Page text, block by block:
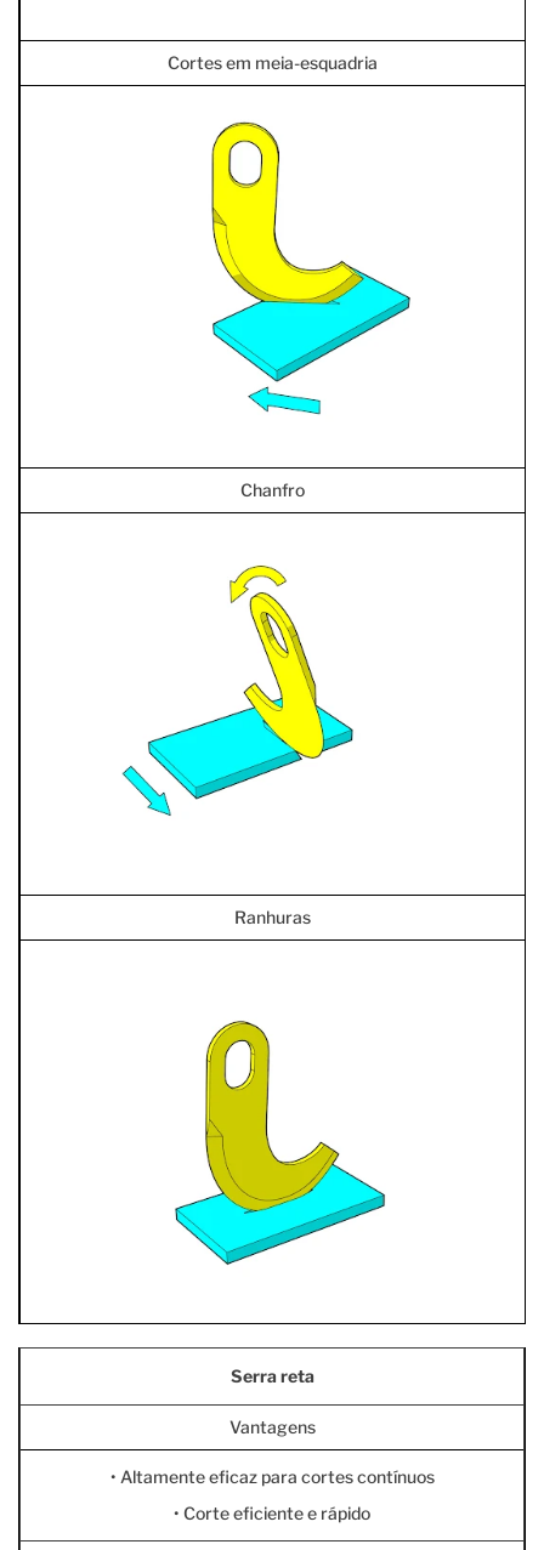
Cortes em meia-esquadria
Chanfro
Ranhuras
Serra reta
Vantagens
• Altamente eficaz para cortes contínuos
• Corte eficiente e rápido